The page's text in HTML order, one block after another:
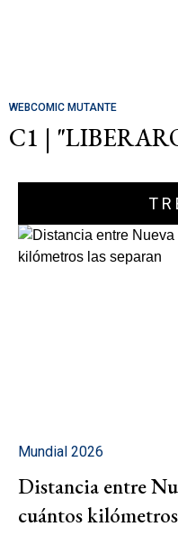
WEBCOMIC MUTANTE
C1 |
Mundial 2026
Distancia entre
cuántos